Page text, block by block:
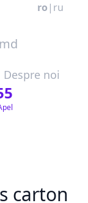
ro | ru
Despre noi
carton